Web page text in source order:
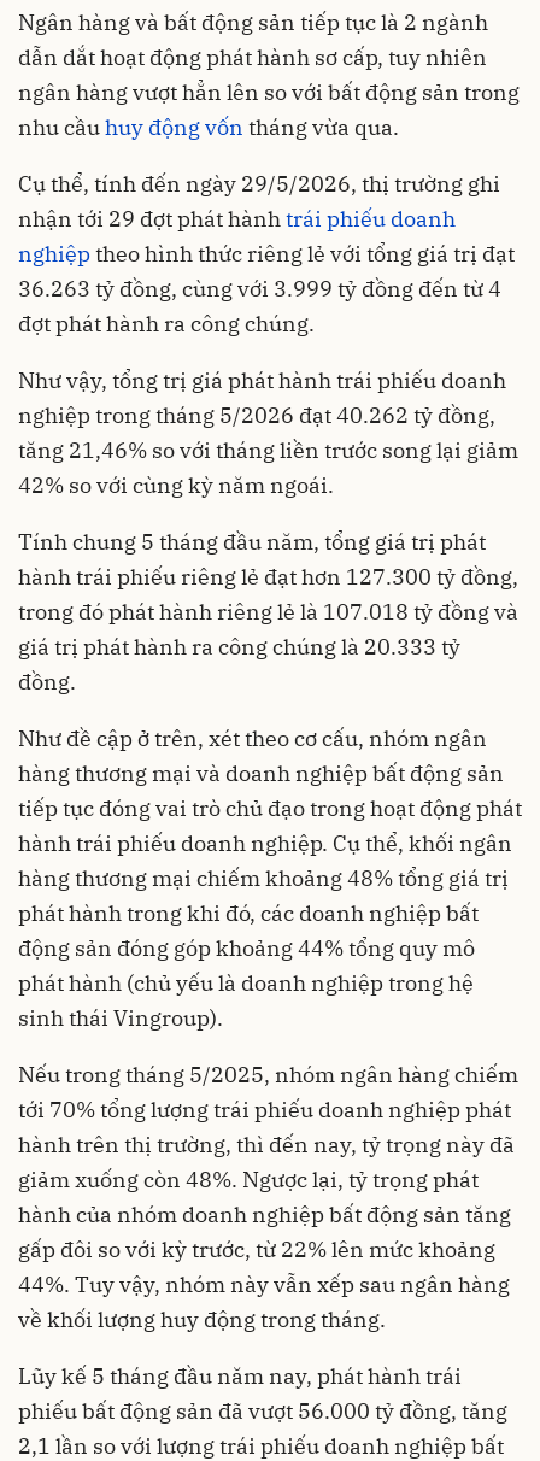
Ngân hàng và bất động sản tiếp tục là 2 ngành
dẫn dắt hoạt động phát hành sơ cấp, tuy nhiên
ngân hàng vượt hẳn lên so với bất động sản trong
nhu cầuhuy động vốn tháng vừa qua.
Cụ thể, tính đến ngày 29/5/2026, thị trường ghi
nhận tới 29 đợt phát hành trái phiếu doanh
nghiệptheo hình thức riêng lẻ với tổng giá trị đạt
36.263 tỷ đồng, cùng với 3.999 tỷ đồng đến từ 4
đợt phát hành ra công chúng.
Như vậy, tổng trị giá phát hành trái phiếu doanh
nghiệp trong tháng 5/2026 đạt 40.262 tỷ đồng,
tăng 21,46% so với tháng liền trước song lại giảm
42% so với cùng kỳ năm ngoái.
Tính chung 5 tháng đầu năm, tổng giá trị phát
hành trái phiếu riêng lẻ đạt hơn 127.300 tỷ đồng,
trong đó phát hành riêng lẻ là 107.018 tỷ đồng và
giá trị phát hành ra công chúng là 20.333 tỷ
đồng.
Như đề cập ở trên, xét theo cơ cấu, nhóm ngân
hàng thương mại và doanh nghiệp bất động sản
tiếp tục đóng vai trò chủ đạo trong hoạt động phát
hành trái phiếu doanh nghiệp. Cụ thể, khối ngân
hàng thương mại chiếm khoảng 48% tổng giá trị
phát hành trong khi đó, các doanh nghiệp bất
động sản đóng góp khoảng 44% tổng quy mô
phát hành (chủ yếu là doanh nghiệp trong hệ
sinh thái Vingroup).
Nếu trong tháng 5/2025, nhóm ngân hàng chiếm
tới 70% tổng lượng trái phiếu doanh nghiệp phát
hành trên thị trường, thì đến nay, tỷ trọng này đã
giảm xuống còn 48%. Ngược lại, tỷ trọng phát
hành của nhóm doanh nghiệp bất động sản tăng
gấp đôi so với kỳ trước, từ 22% lên mức khoảng
44%. Tuy vậy, nhóm này vẫn xếp sau ngân hàng
về khối lượng huy động trong tháng.
Lũy kế 5 tháng đầu năm nay, phát hành trái
phiếu bất động sản đã vượt 56.000 tỷ đồng, tăng
2,1 lần so với lượng trái phiếu doanh nghiệp bất